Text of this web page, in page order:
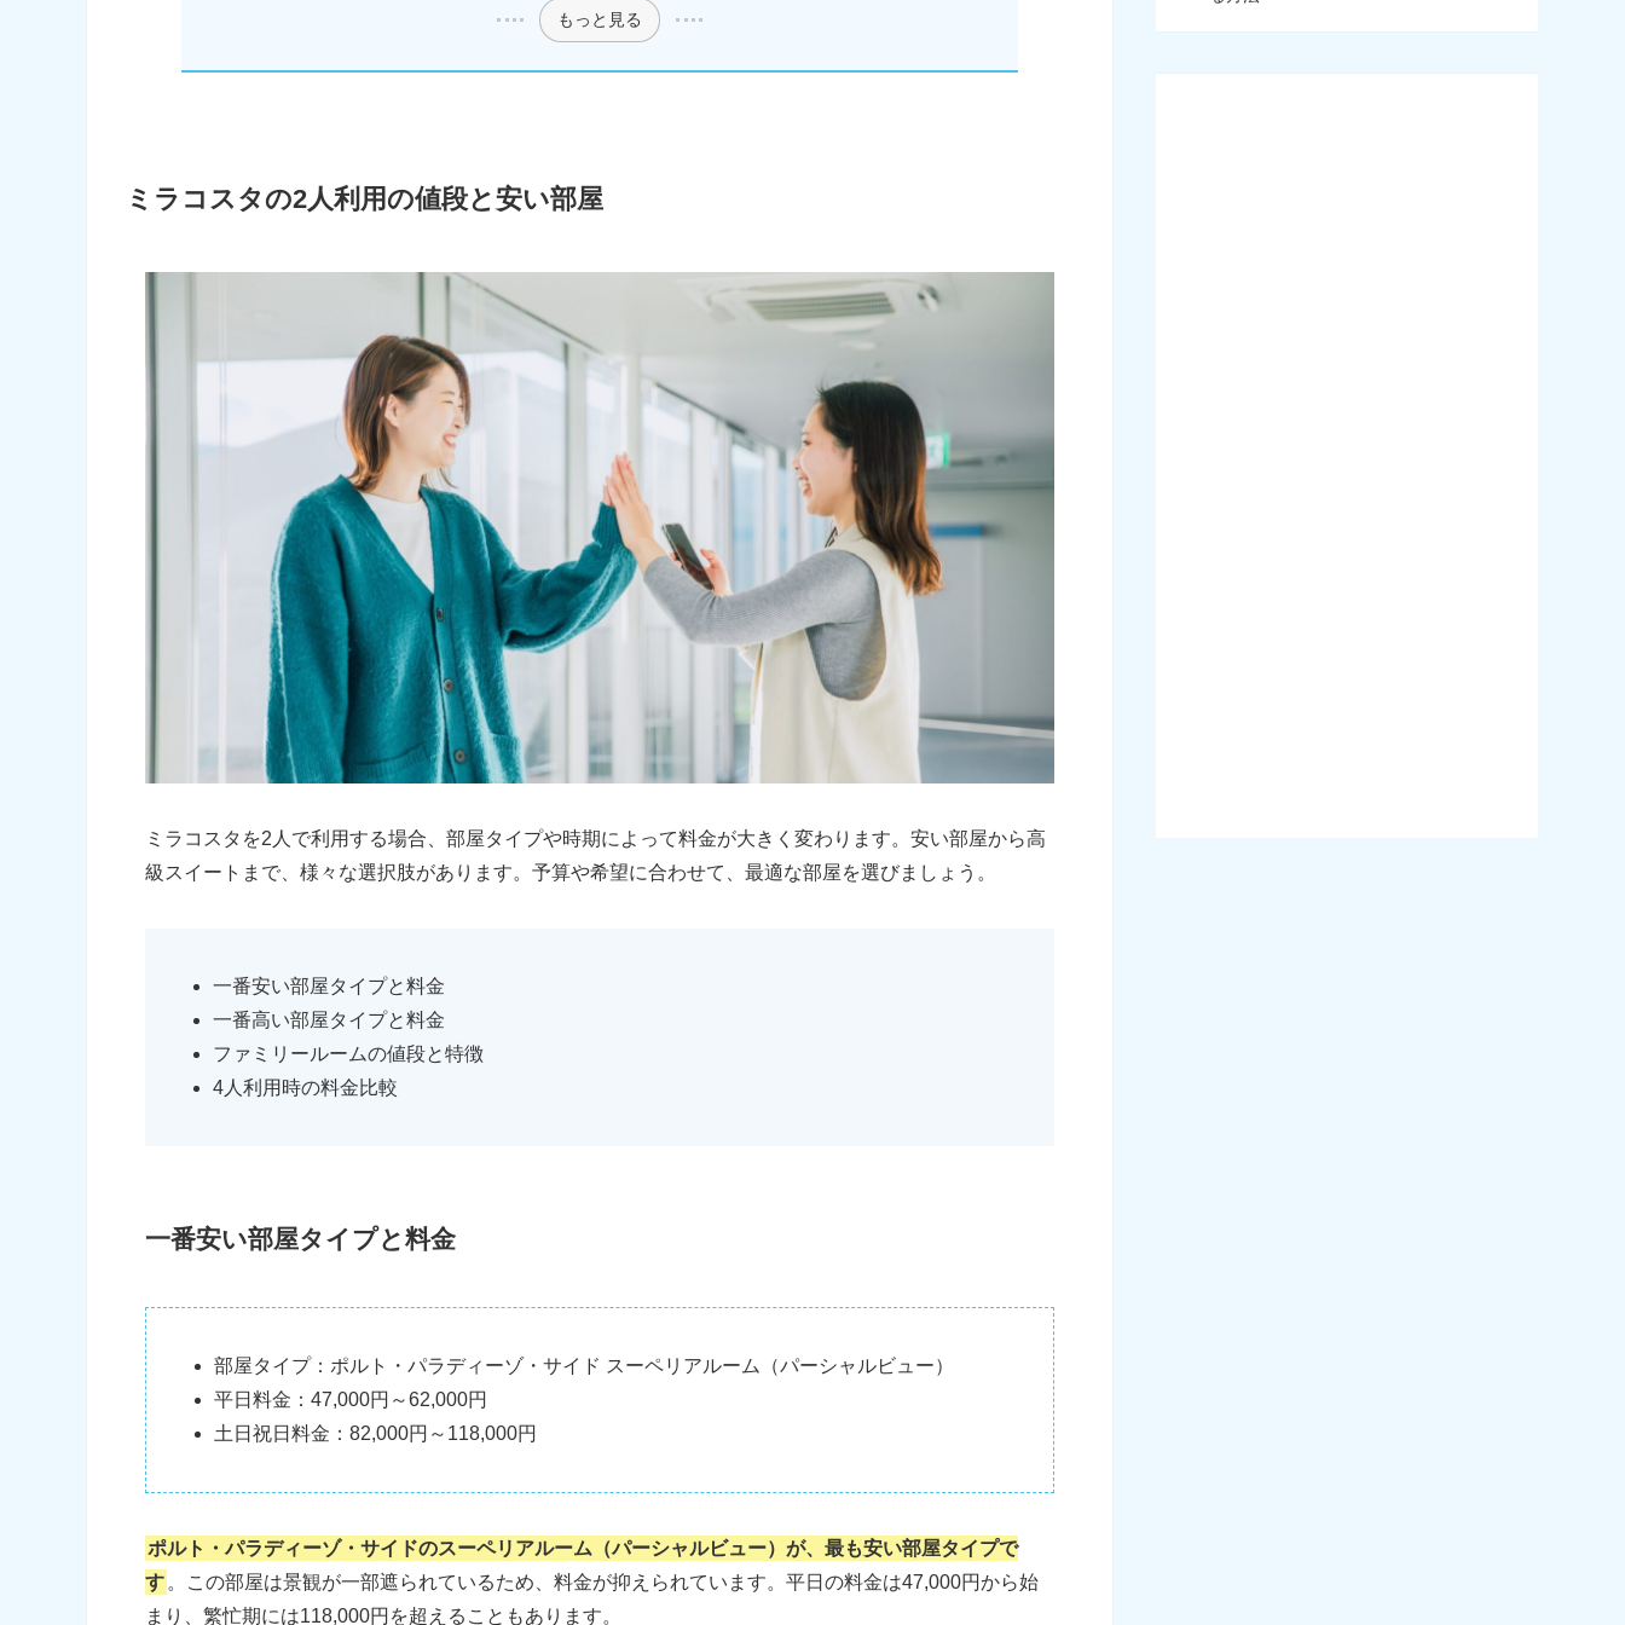
もっと見る
ミラコスタの2人利用の値段と安い部屋
ミラコスタを2人で利用する場合、部屋タイプや時期によって料金が大きく変わります。安い部屋から高
級スイートまで、様々な選択肢があります。予算や希望に合わせて、最適な部屋を選びましょう。
一番安い部屋タイプと料金
一番高い部屋タイプと料金
ファミリールームの値段と特徴
4人利用時の料金比較
一番安い部屋タイプと料金
部屋タイプ：ポルト・パラディーゾ・サイド スーペリアルーム（パーシャルビュー）
平日料金：47,000円～62,000円
土日祝日料金：82,000円～118,000円
ポルト・パラディーゾ・サイドのスーペリアルーム（パーシャルビュー）が、最も安い部屋タイプで
す 。この部屋は景観が一部遮られているため、料金が抑えられています。平日の料金は47,000円から始
まり、繁忙期には118,000円を超えることもあります。